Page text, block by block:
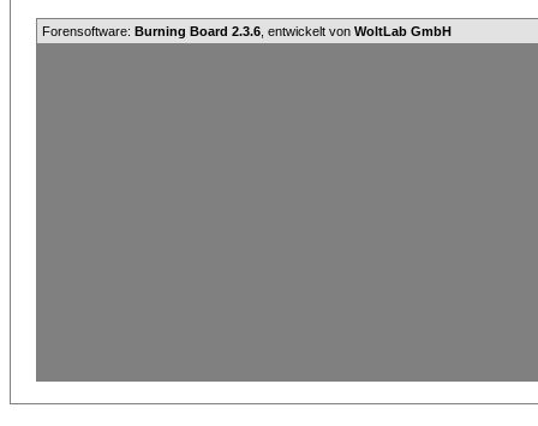
Forensoftware: Burning Board 2.3.6 , entwickelt von WoltLab GmbH